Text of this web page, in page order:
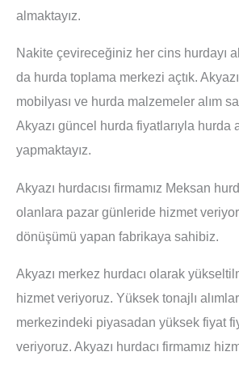
almaktayız.
Nakite çevireceğiniz her cins hurdayı
da hurda toplama merkezi açtık.
mobilyası ve hurda malzemeler alım
Akyazı güncel hurda fiyatlarıyla hurda
yapmaktayız.
Akyazı hurdacısı firmamız Meksan
olanlara pazar günleride hizmet
dönüşümü yapan fabrikaya sahibiz.
Akyazı merkez hurdacı olarak
hizmet veriyoruz. Yüksek tonajlı
merkezindeki piyasadan yüksek fiyat
veriyoruz. Akyazı hurdacı firmamız